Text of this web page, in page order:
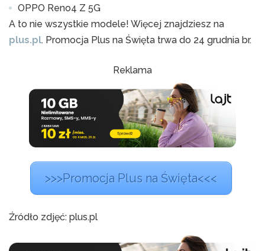
OPPO Reno4 Z 5G
A to nie wszystkie modele! Więcej znajdziesz na
plus.pl. Promocja Plus na Święta trwa do 24 grudnia br.
Reklama
>>>Promocja Plus na Święta<<<
Źródło zdjęć: plus.pl